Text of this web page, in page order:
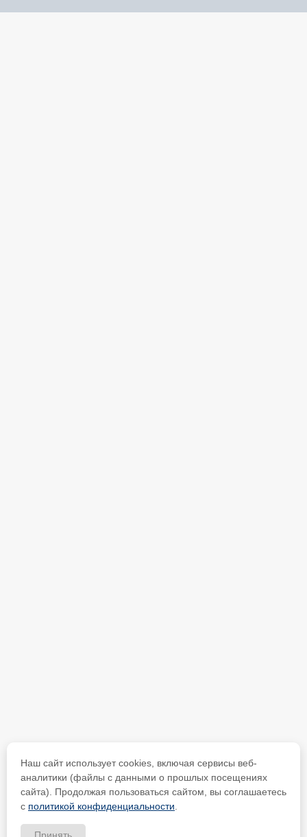
Наш сайт использует cookies, включая сервисы веб-
аналитики (файлы с данными о прошлых посещениях
сайта). Продолжая пользоваться сайтом, вы соглашаетесь
с политикой конфиденциальности